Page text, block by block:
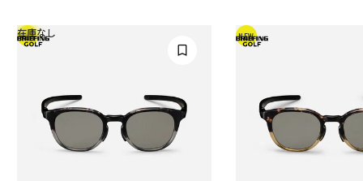
NEW
在庫なし NEW